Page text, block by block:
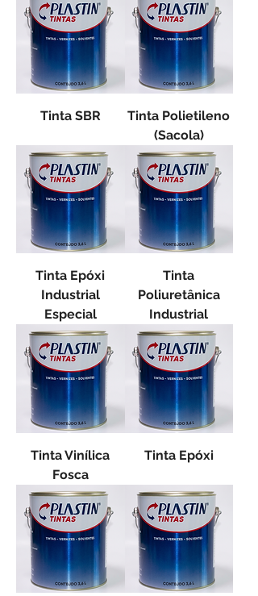
Tinta SBR
Tinta Polietileno
(Sacola)
Tinta Epóxi
Industrial
Especial
Tinta
Poliuretânica
Industrial
Tinta Vinílica
Fosca
Tinta Epóxi